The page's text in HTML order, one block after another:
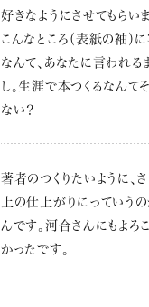
好きなようにさせてもらいま
こんなところ（表紙の袖）
なんて、あなたに言われる
し。生涯で本つくるなんて
ない？
著者のつくりたいように、
上の仕上がりにっていう
んです。河合さんにもよろ
かったです。